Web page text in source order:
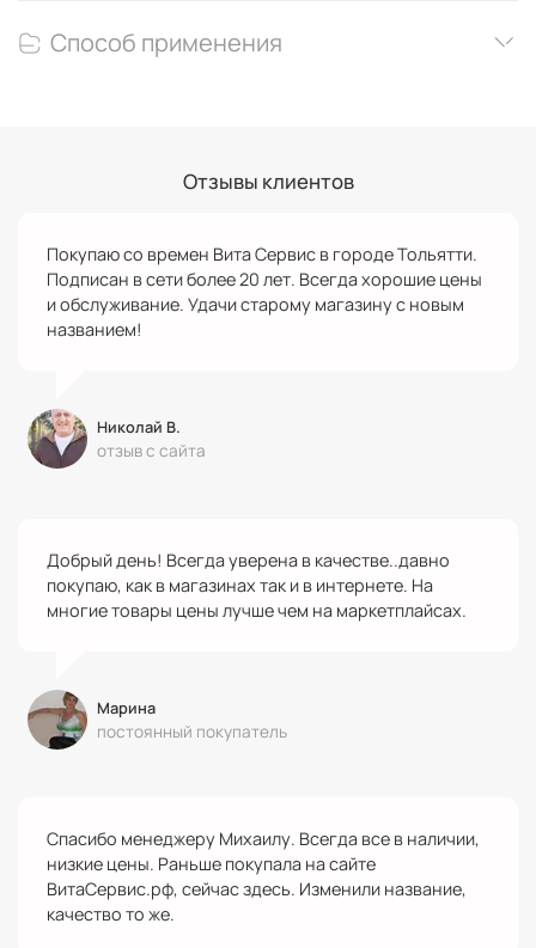
Способ применения
Отзывы клиентов
Покупаю со времен Вита Сервис в городе Тольятти.
Подписан в сети более 20 лет. Всегда хорошие цены
и обслуживание. Удачи старому магазину с новым
названием!
Николай В.
отзыв с сайта
Добрый день! Всегда уверена в качестве..давно
покупаю, как в магазинах так и в интернете. На
многие товары цены лучше чем на маркетплайсах.
Марина
постоянный покупатель
Спасибо менеджеру Михаилу. Всегда все в наличии,
низкие цены. Раньше покупала на сайте
ВитаСервис.рф, сейчас здесь. Изменили название,
качество то же.